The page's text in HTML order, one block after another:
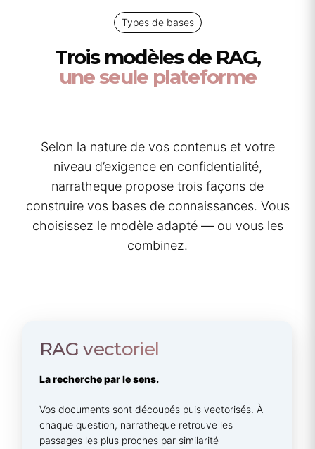
Types de bases
Trois modèles de RAG,
une seule plateforme
Selon la nature de vos contenus et votre
niveau d’exigence en confidentialité,
narratheque propose trois façons de
construire vos bases de connaissances. Vous
choisissez le modèle adapté — ou vous les
combinez.
RAG vectoriel
La recherche par le sens.
Vos documents sont découpés puis vectorisés. À
chaque question, narratheque retrouve les
passages les plus proches par similarité